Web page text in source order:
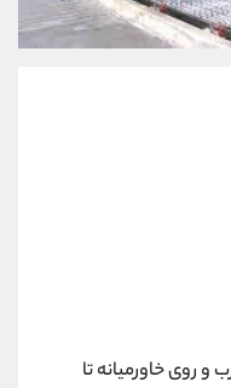
و روی خاورمیانه تا
09194198792
شروع گفتگو